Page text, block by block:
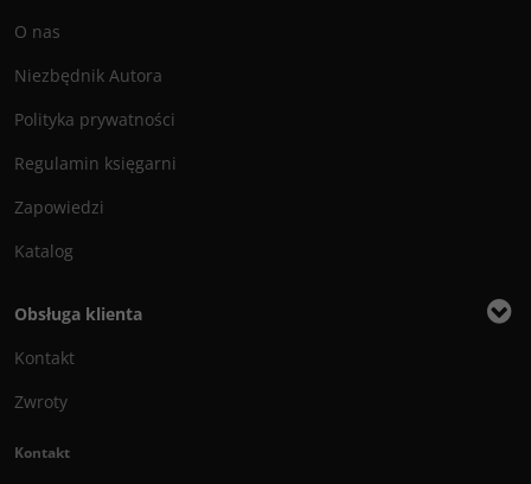
O nas
Niezbędnik Autora
Polityka prywatności
Regulamin księgarni
Zapowiedzi
Katalog
Obsługa klienta
Kontakt
Zwroty
Kontakt